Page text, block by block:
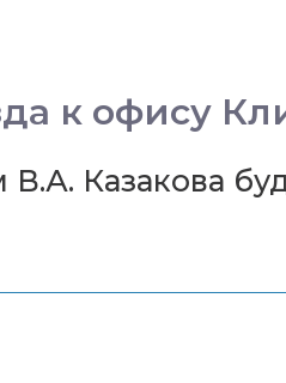
к офису
Казакова